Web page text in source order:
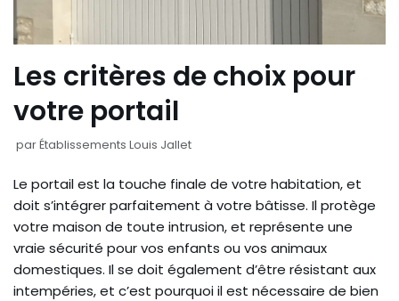
Les critères de choix pour
votre portail
parÉtablissements Louis Jallet
Le portail est la touche finale de votre habitation, et
doit s’intégrer parfaitement à votre bâtisse. Il protège
votre maison de toute intrusion, et représente une
vraie sécurité pour vos enfants ou vos animaux
domestiques. Il se doit également d’être résistant aux
intempéries, et c’est pourquoi il est nécessaire de bien